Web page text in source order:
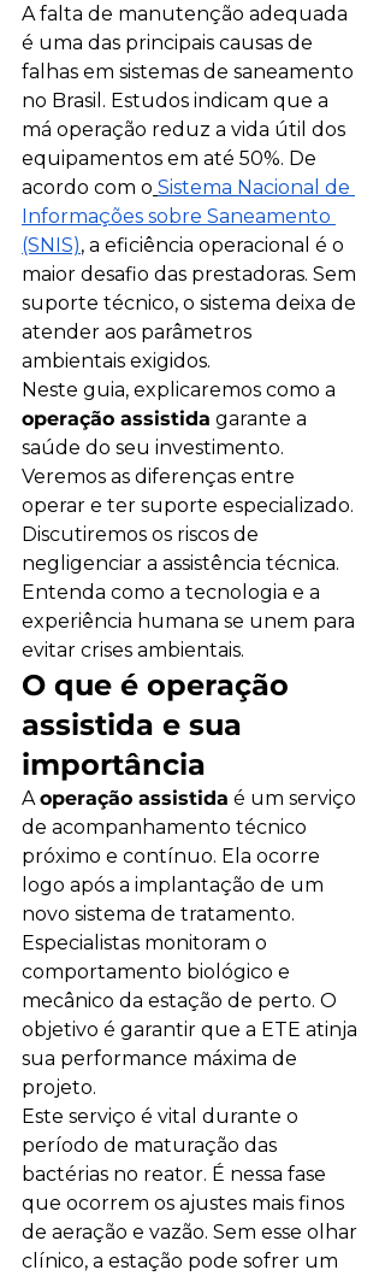
A falta de manutenção adequada
é uma das principais causas de
falhas em sistemas de saneamento
no Brasil. Estudos indicam que a
má operação reduz a vida útil dos
equipamentos em até 50%. De
acordo com o Sistema Nacional de
Informações sobre Saneamento
(SNIS), a eficiência operacional é o
maior desafio das prestadoras. Sem
suporte técnico, o sistema deixa de
atender aos parâmetros
ambientais exigidos.
Neste guia, explicaremos como a
operação assistida garante a
saúde do seu investimento.
Veremos as diferenças entre
operar e ter suporte especializado.
Discutiremos os riscos de
negligenciar a assistência técnica.
Entenda como a tecnologia e a
experiência humana se unem para
evitar crises ambientais.
O que é operação
assistida e sua
importância
A operação assistida é um serviço
de acompanhamento técnico
próximo e contínuo. Ela ocorre
logo após a implantação de um
novo sistema de tratamento.
Especialistas monitoram o
comportamento biológico e
mecânico da estação de perto. O
objetivo é garantir que a ETE atinja
sua performance máxima de
projeto.
Este serviço é vital durante o
período de maturação das
bactérias no reator. É nessa fase
que ocorrem os ajustes mais finos
de aeração e vazão. Sem esse olhar
clínico, a estação pode sofrer um